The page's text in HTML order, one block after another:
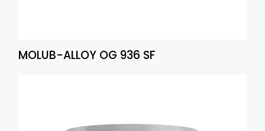
MOLUB-ALLOY OG 936 SF